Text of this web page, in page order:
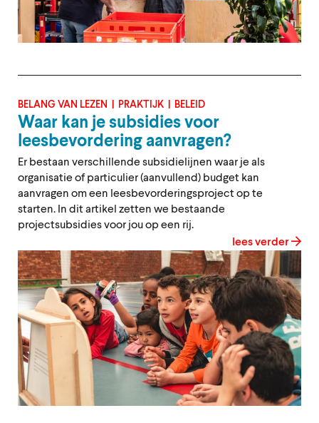
BELANG VAN LEZEN PRAKTIJK BELEID
Waar kan je subsidies voor
leesbevordering aanvragen?
Er bestaan verschillende subsidielijnen waar je als
organisatie of particulier (aanvullend) budget kan
aanvragen om een leesbevorderingsproject op te
starten. In dit artikel zetten we bestaande
projectsubsidies voor jou op een rij.
lees verder